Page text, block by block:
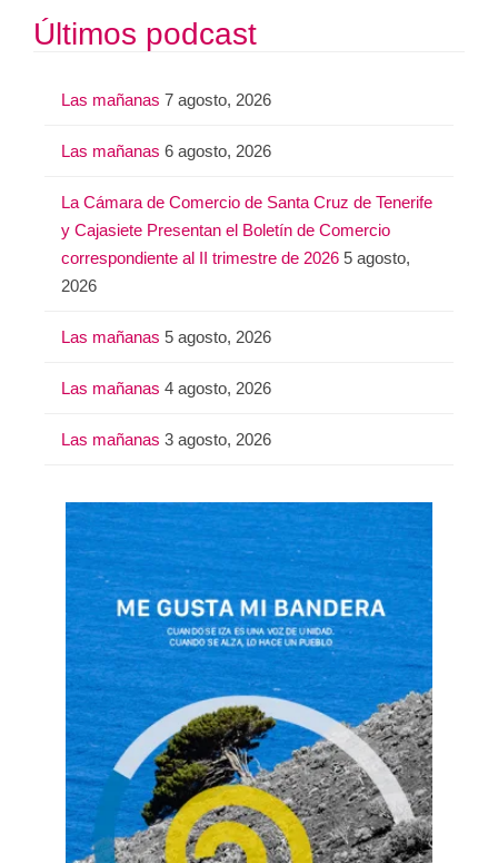
sÚltimos podcast
Las mañanas 7 agosto, 2026
Las mañanas 6 agosto, 2026
La Cámara de Comercio de Santa Cruz de Tenerife
y Cajasiete Presentan el Boletín de Comercio
correspondiente al II trimestre de 2026 5 agosto,
2026
Las mañanas 5 agosto, 2026
Las mañanas 4 agosto, 2026
Las mañanas 3 agosto, 2026